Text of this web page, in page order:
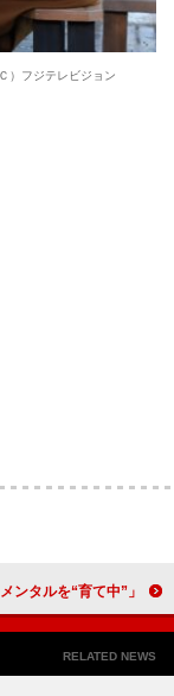
フジテレビジョン
ャンを覚えたい」 「何ごとにも体当たりでいけるメンタルを“育て中”」
RELATED NEWS